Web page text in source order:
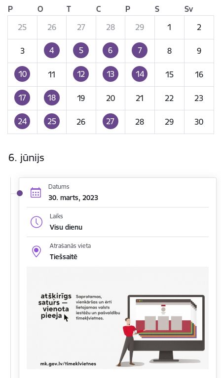
P O T C P S
Sv
25
26 27 28 29 1 2
3 4 5 6 7 8 9
10 11 12 13 14 15 16
17 18 19 20 21 22 23
24 25 26 27 28 29 30
6. jūnijs
Datums
30. marts, 2023
Laiks
Visu dienu
Atrašanās vieta
Tiešsaitē